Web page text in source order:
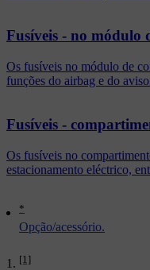
*
Opção/acessório.
[1]
Fusíveis - no módulo
Os fusíveis no módulo de
funções do airbag e do
Fusíveis -
Os fusíveis no
estacionamento eléctrico,